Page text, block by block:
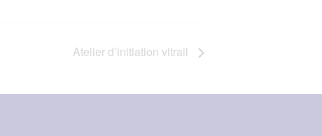
Atelier d’initiation vitrail